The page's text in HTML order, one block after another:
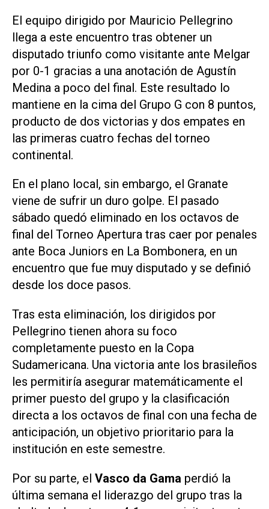
El equipo dirigido por Mauricio Pellegrino
llega a este encuentro tras obtener un
disputado triunfo como visitante ante Melgar
por 0-1 gracias a una anotación de Agustín
Medina a poco del final. Este resultado lo
mantiene en la cima del Grupo G con 8 puntos,
producto de dos victorias y dos empates en
las primeras cuatro fechas del torneo
continental.
En el plano local, sin embargo, el Granate
viene de sufrir un duro golpe. El pasado
sábado quedó eliminado en los octavos de
final del Torneo Apertura tras caer por penales
ante Boca Juniors en La Bombonera, en un
encuentro que fue muy disputado y se definió
desde los doce pasos.
Tras esta eliminación, los dirigidos por
Pellegrino tienen ahora su foco
completamente puesto en la Copa
Sudamericana. Una victoria ante los brasileños
les permitiría asegurar matemáticamente el
primer puesto del grupo y la clasificación
directa a los octavos de final con una fecha de
anticipación, un objetivo prioritario para la
institución en este semestre.
Por su parte, el Vasco da Gama perdió la
última semana el liderazgo del grupo tras la